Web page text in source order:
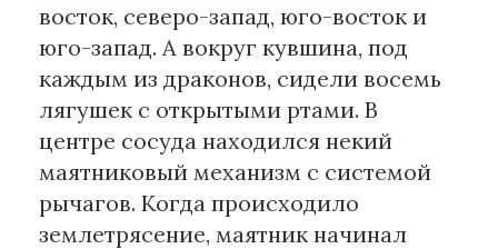
восток, северо-запад, юго-восток и
юго-запад. А вокруг кувшина, под
каждым из драконов, сидели восемь
лягушек с открытыми ртами. В
центре сосуда находился некий
маятниковый механизм с системой
рычагов. Когда происходило
землетрясение, маятник начинал